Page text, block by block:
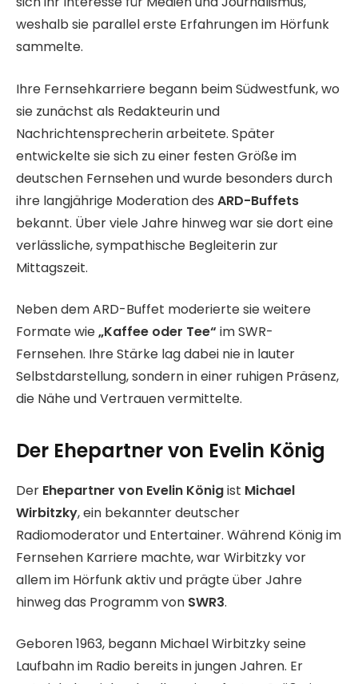
weshalb sie parallel erste Erfahrungen im Hörfunk
sammelte.
Ihre Fernsehkarriere begann beim Südwestfunk, wo
sie zunächst als Redakteurin und
Nachrichtensprecherin arbeitete. Später
entwickelte sie sich zu einer festen Größe im
deutschen Fernsehen und wurde besonders durch
ihre langjährige Moderation des ARD-Buffets
bekannt. Über viele Jahre hinweg war sie dort eine
verlässliche, sympathische Begleiterin zur
Mittagszeit.
Neben dem ARD-Buffet moderierte sie weitere
Formate wie„Kaffee oder Tee“ im SWR-
Fernsehen. Ihre Stärke lag dabei nie in lauter
Selbstdarstellung, sondern in einer ruhigen Präsenz,
die Nähe und Vertrauen vermittelte.
Der Ehepartner von Evelin König
Der Ehepartner von Evelin Königist Michael
Wirbitzky, ein bekannter deutscher
Radiomoderator und Entertainer. Während König im
Fernsehen Karriere machte, war Wirbitzky vor
allem im Hörfunk aktiv und prägte über Jahre
hinweg das Programm von SWR3.
Geboren 1963, begann Michael Wirbitzky seine
Laufbahn im Radio bereits in jungen Jahren. Er